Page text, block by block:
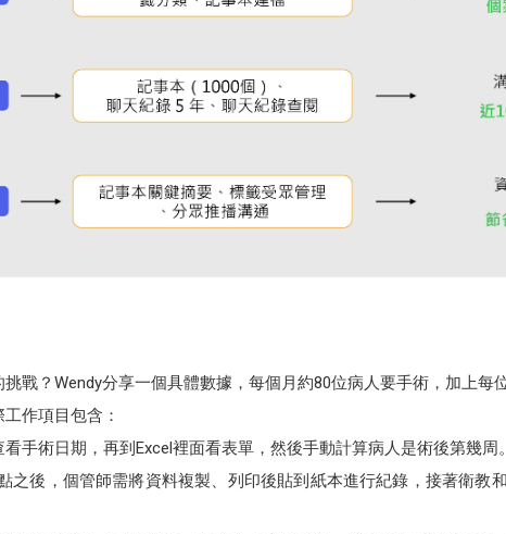
戰？Wendy分享一個具體數據，每個月約80位病人要手術，加上每
作項目包含：
手術日期，再到Excel裡面看表單，然後手動計算病人是術後第幾周。
之後，個管師需將資料複製、列印後貼到紙本進行紀錄，接著衛教